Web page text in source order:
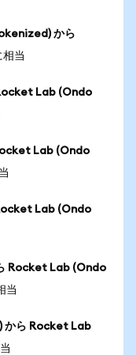
から
当
Lab (Ondo
Lab (Ondo
Lab (Ondo
Rocket Lab (Ondo
当
ら Rocket Lab